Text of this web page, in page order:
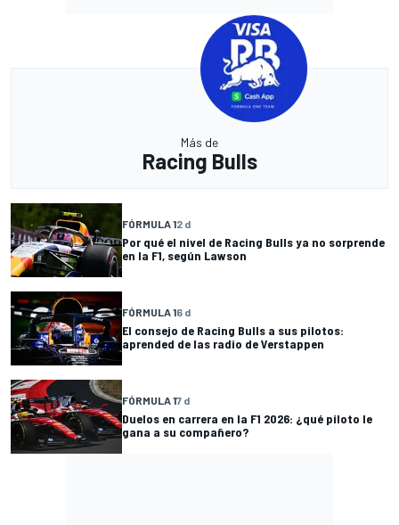
Más de
Racing Bulls
FÓRMULA 12 d
Por qué el nivel de Racing Bulls ya no sorprende
en la F1, según Lawson
FÓRMULA 16 d
El consejo de Racing Bulls a sus pilotos:
aprended de las radio de Verstappen
FÓRMULA 17 d
Duelos en carrera en la F1 2026: ¿qué piloto le
gana a su compañero?